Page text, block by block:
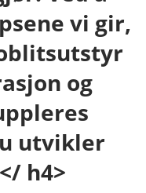
vi gir,
og
utvikler
</ h4>